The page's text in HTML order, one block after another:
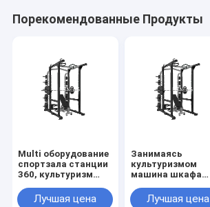
Порекомендованные Продукты
Multi оборудование
спортзала станции
360, культуризм
машины шкафа
Лучшая цена
Занимаясь
культуризмом
машина шкафа
силы половины
Лучшая цена